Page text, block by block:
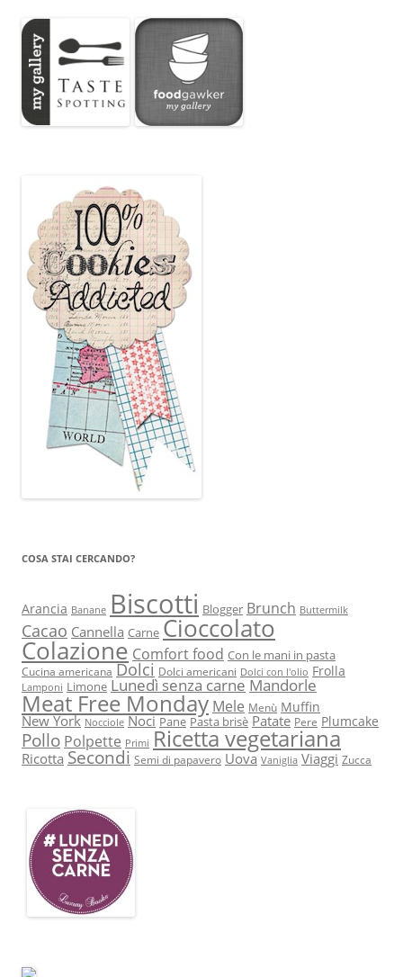
COSA STAI CERCANDO?
Arancia Banane Biscotti Blogger Brunch Buttermilk
Cacao Cannella Carne Cioccolato
Colazione Comfort food Con le mani in pasta
Cucina americana Dolci Dolci americani Dolci con l'olio Frolla
Lamponi Limone Lunedì senza carne Mandorle
Meat Free Monday Mele Menù Muffin
New York Nocciole Noci Pane Pasta brisè Patate Pere Plumcake
Pollo Polpette Primi Ricetta vegetariana
Ricotta Secondi Semi di papavero Uova Vaniglia Viaggi Zucca